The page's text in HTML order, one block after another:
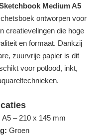
Medium A5
ontworpen voor
creatievelingen die hoge
en formaat. Dankzij
zuurvrije papier is dit
voor potlood, inkt,
A5 – 210 x 145 mm
Groen